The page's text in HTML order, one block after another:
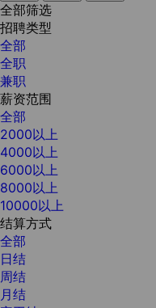
全部筛选
招聘类型
全部
全职
兼职
薪资范围
全部
2000以上
4000以上
6000以上
8000以上
10000以上
结算方式
全部
日结
周结
月结